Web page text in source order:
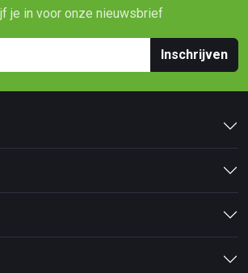
je in voor onze nieuwsbrief
Inschrijven